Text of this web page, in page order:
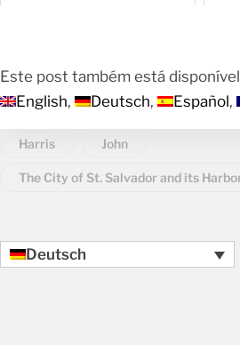
Este post também está
English
Deutsch Español
Harris John
The City of St. Salvador and its
Deutsch